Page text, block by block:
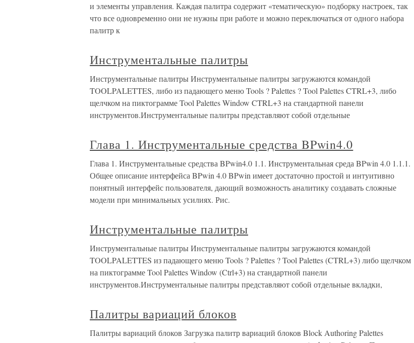
и элементы управления. Каждая палитра содержит «тематическую» подборку настроек, так
что все одновременно они не нужны при работе и можно переключаться от одного набора
палитр к
Инструментальные палитры
Инструментальные палитры Инструментальные палитры загружаются командой
TOOLPALETTES, либо из падающего меню Tools ? Palettes ? Tool Palettes CTRL+3, либо
щелчком на пиктограмме Tool Palettes Window CTRL+3 на стандартной панели
инструментов.Инструментальные палитры представляют собой отдельные
Глава 1. Инструментальные средства BPwin4.0
Глава 1. Инструментальные средства BPwin4.0 1.1. Инструментальная среда BPwin 4.0 1.1.1.
Общее описание интерфейса BPwin 4.0 BPwin имеет достаточно простой и интуитивно
понятный интерфейс пользователя, дающий возможность аналитику создавать сложные
модели при минимальных усилиях. Рис.
Инструментальные палитры
Инструментальные палитры Инструментальные палитры загружаются командой
TOOLPALETTES из падающего меню Tools ? Palettes ? Tool Palettes (CTRL+3) либо щелчком
на пиктограмме Tool Palettes Window (Ctrl+3) на стандартной панели
инструментов.Инструментальные палитры представляют собой отдельные вкладки,
Палитры вариаций блоков
Палитры вариаций блоков Загрузка палитр вариаций блоков Block Authoring Palettes